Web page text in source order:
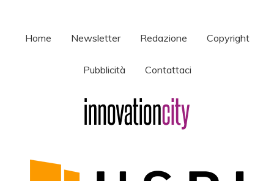
Home Newsletter Redazione Copyright
Pubblicità Contattaci